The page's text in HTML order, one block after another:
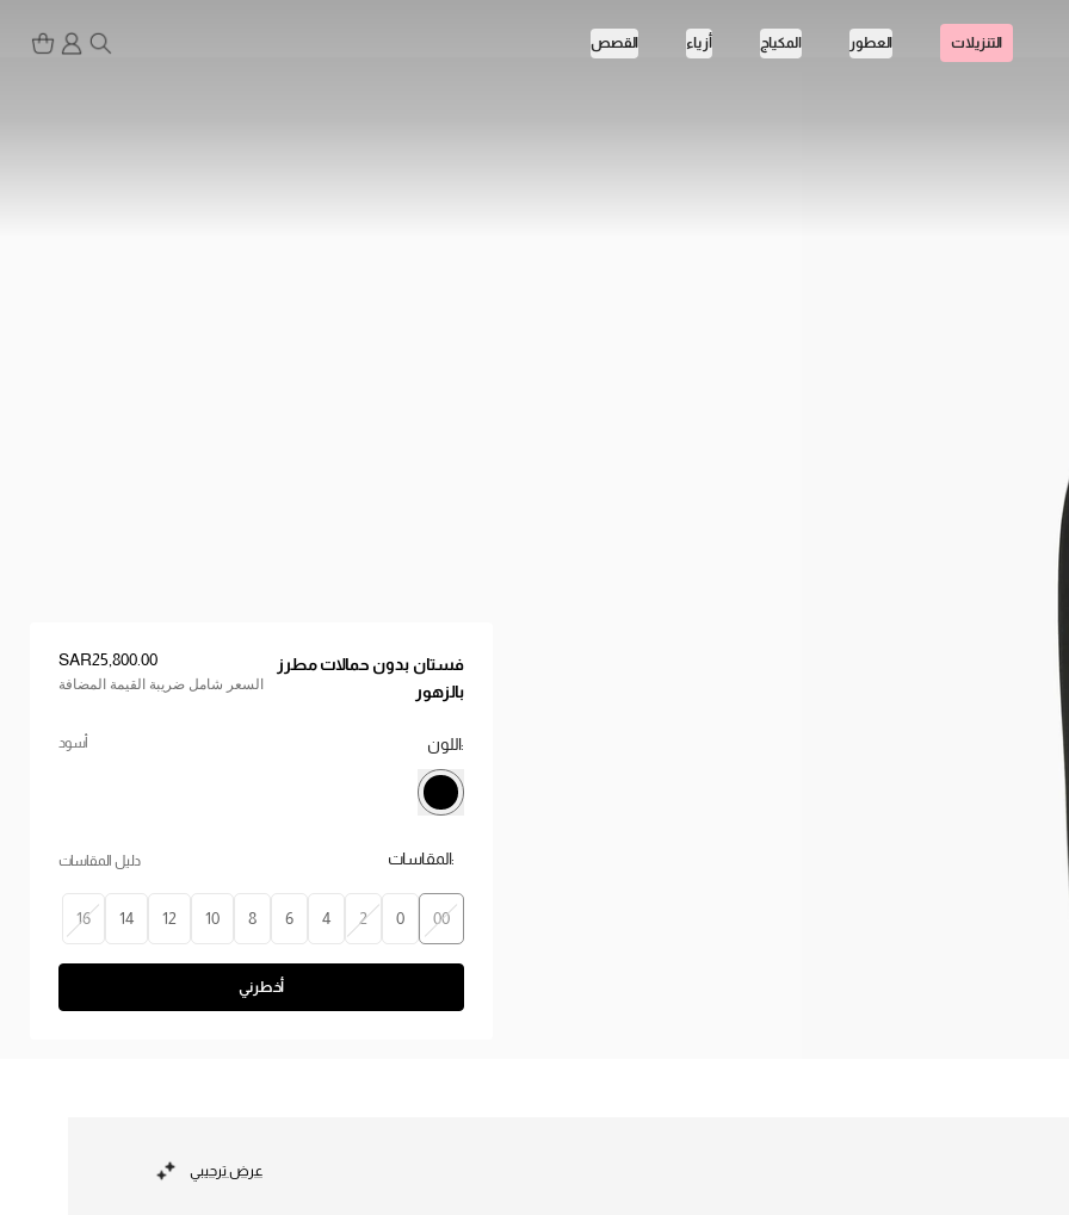
التنزيلات العطور المكياج أزياء القصص
فستان بدون حمالات مطرز
بالزهور
السعر:
SAR‌25,800.00
السعر شامل ضريبة القيمة المضافة
:اللون أسود
:المقاسات دليل المقاسات
00
0
2
4
6
8
10
12
14
16
أخطرني
عرض ترحيبي